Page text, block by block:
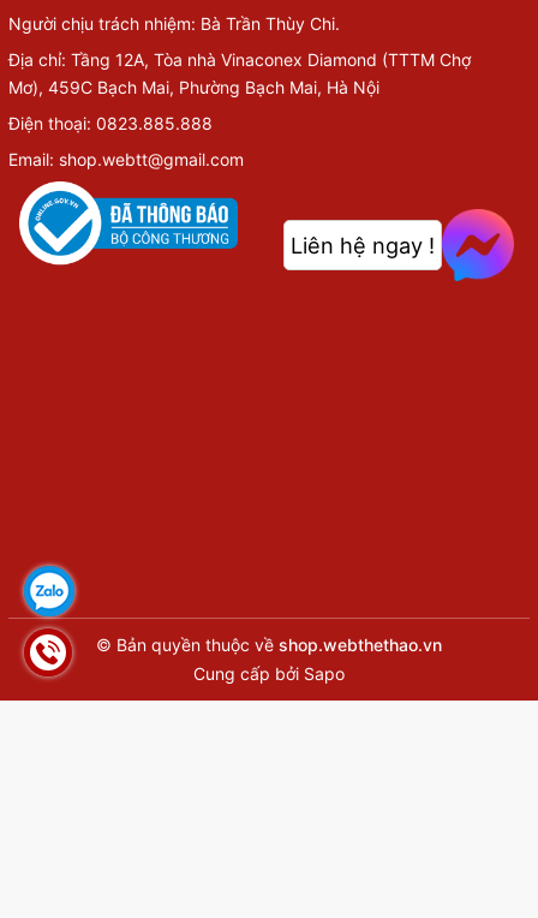
Người chịu trách nhiệm: Bà Trần Thùy Chi.
Địa chỉ: Tầng 12A, Tòa nhà Vinaconex Diamond (TTTM Chợ
Mơ), 459C Bạch Mai, Phường Bạch Mai, Hà Nội
Điện thoại: 0823.885.888
Email: shop.webtt@gmail.com
© Bản quyền thuộc về shop.webthethao.vn
Cung cấp bởi Sapo
Liên hệ ngay !